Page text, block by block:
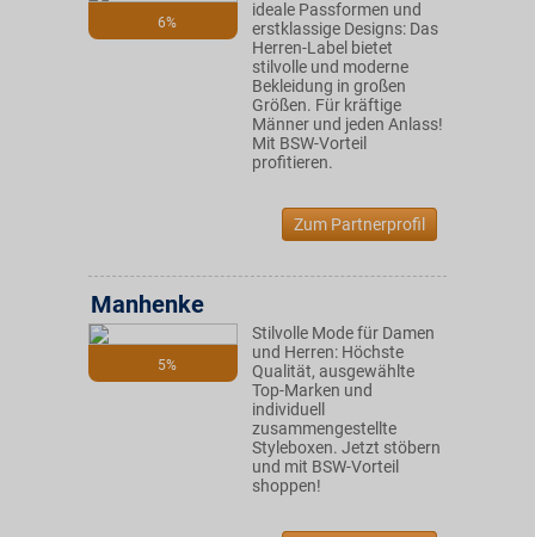
6%
ideale Passformen und
erstklassige Designs: Das
Herren-Label bietet
stilvolle und moderne
Bekleidung in großen
Größen. Für kräftige
Männer und jeden Anlass!
Mit BSW-Vorteil
profitieren.
Zum Partnerprofil
5%
Manhenke
Stilvolle Mode für Damen
und Herren: Höchste
Qualität, ausgewählte
Top-Marken und
individuell
zusammengestellte
Styleboxen. Jetzt stöbern
und mit BSW-Vorteil
shoppen!